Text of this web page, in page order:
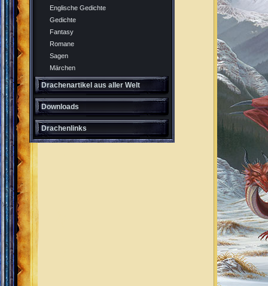
Englische Gedichte
Gedichte
Fantasy
Romane
Sagen
Märchen
Drachenartikel aus aller Welt
Downloads
Drachenlinks